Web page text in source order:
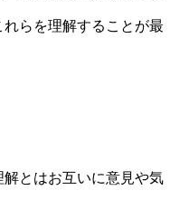
らを理解することが最
とはお互いに意見や気